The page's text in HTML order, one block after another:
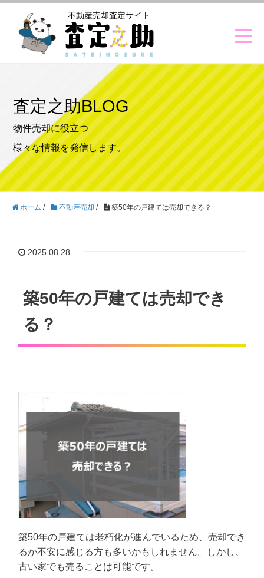
不動産売却査定サイト
査定之助BLOG
物件売却に役立つ
様々な情報を発信します。
ホーム / 不動産売却 / 築50年の戸建ては売却できる？
2025.08.28
築50年の戸建ては売却でき
る？
築50年の戸建ては老朽化が進んでいるため、売却でき
るか不安に感じる方も多いかもしれません。しかし、
古い家でも売ることは可能です。